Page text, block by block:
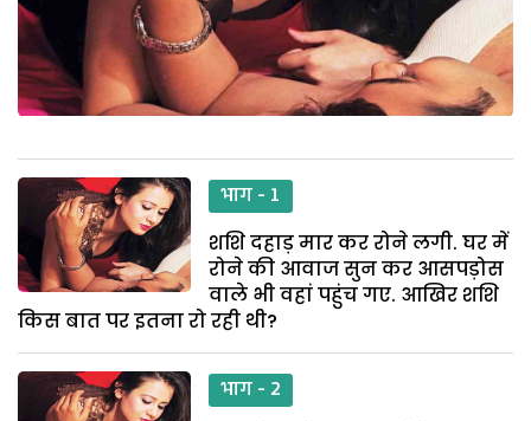
भाग - 1
शशि दहाड़ मार कर रोने लगी. घर में
रोने की आवाज सुन कर आसपड़ोस
वाले भी वहां पहुंच गए. आखिर शशि
किस बात पर इतना रो रही थी?
भाग - 2